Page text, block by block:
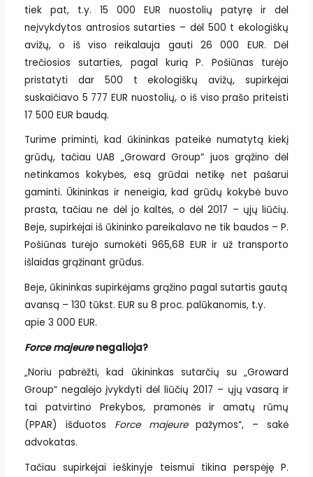
tiek pat, t.y. 15 000 EUR nuostolių patyrę ir dėl
neįvykdytos antrosios sutarties – dėl 500 t ekologiškų
avižų, o iš viso reikalauja gauti 26 000 EUR. Dėl
trečiosios sutarties, pagal kurią P. Pošiūnas turėjo
pristatyti dar 500 t ekologiškų avižų, supirkėjai
suskaičiavo 5 777 EUR nuostolių, o iš viso prašo priteisti
17 500 EUR baudą.
Turime priminti, kad ūkininkas pateikė numatytą kiekį
grūdų, tačiau UAB „Groward Group“ juos grąžino dėl
netinkamos kokybės, esą grūdai netikę net pašarui
gaminti. Ūkininkas ir neneigia, kad grūdų kokybė buvo
prasta, tačiau ne dėl jo kaltės, o dėl 2017 – ųjų liūčių.
Beje, supirkėjai iš ūkininko pareikalavo ne tik baudos – P.
Pošiūnas turėjo sumokėti 965,68 EUR ir už transporto
išlaidas grąžinant grūdus.
Beje, ūkininkas supirkėjams grąžino pagal sutartis gautą
avansą – 130 tūkst. EUR su 8 proc. palūkanomis, t.y.
apie 3 000 EUR.
Force majeurenegalioja?
„Noriu pabrėžti, kad ūkininkas sutarčių su „Groward
Group“ negalėjo įvykdyti dėl liūčių 2017 – ųjų vasarą ir
tai patvirtino Prekybos, pramonės ir amatų rūmų
(PPAR) išduotos Force majeurepažymos“, – sakė
advokatas.
Tačiau supirkėjai ieškinyje teismui tikina perspėję P.